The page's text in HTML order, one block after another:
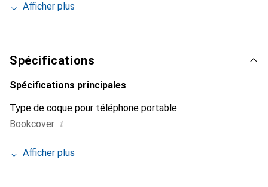
et indispensable de votre smartphone. La marque Noreve
haute qualité et constitue un choix sûr pour une clientèle
exigeante.
Afficher plus
Spécifications
Spécifications principales
Type de coque pour téléphone portable
Bookcover i
Afficher plus